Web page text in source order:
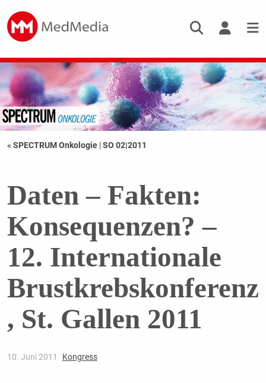
« SPECTRUM Onkologie |SO 02|2011
Daten – Fakten:
Konsequenzen? –
12. Internationale
Brustkrebskonferenz
, St. Gallen 2011
10. Juni 2011 Kongress